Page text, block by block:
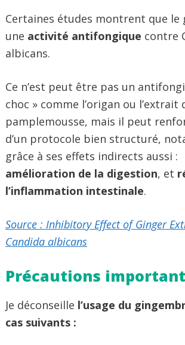
Certaines études montrent que le
une activité antifongique contre
albicans.
Ce n’est peut être pas un
choc » comme l’origan ou l’extrait
pamplemousse, mais il peut
d’un protocole bien structuré,
grâce à ses effets indirects aussi :
amélioration de la digestion, et
l’inflammation intestinale.
Source : Inhibitory Effect of Ginger
Candida albicans
Précautions
Je déconseille l’usage du
cas suivants :